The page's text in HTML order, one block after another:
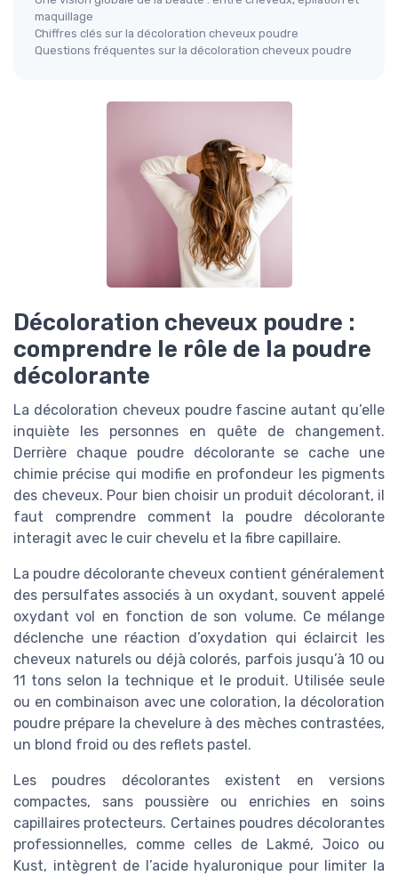
maquillage
Chiffres clés sur la décoloration cheveux poudre
Questions fréquentes sur la décoloration cheveux poudre
Décoloration cheveux poudre :
comprendre le rôle de la poudre
décolorante
La décoloration cheveux poudre fascine autant qu’elle
inquiète les personnes en quête de changement.
Derrière chaque poudre décolorante se cache une
chimie précise qui modifie en profondeur les pigments
des cheveux. Pour bien choisir un produit décolorant, il
faut comprendre comment la poudre décolorante
interagit avec le cuir chevelu et la fibre capillaire.
La poudre décolorante cheveux contient généralement
des persulfates associés à un oxydant, souvent appelé
oxydant vol en fonction de son volume. Ce mélange
déclenche une réaction d’oxydation qui éclaircit les
cheveux naturels ou déjà colorés, parfois jusqu’à 10 ou
11 tons selon la technique et le produit. Utilisée seule
ou en combinaison avec une coloration, la décoloration
poudre prépare la chevelure à des mèches contrastées,
un blond froid ou des reflets pastel.
Les poudres décolorantes existent en versions
compactes, sans poussière ou enrichies en soins
capillaires protecteurs. Certaines poudres décolorantes
professionnelles, comme celles de Lakmé, Joico ou
Kust, intègrent de l’acide hyaluronique pour limiter la